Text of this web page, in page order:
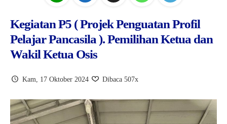
Kegiatan P5 ( Projek Penguatan Profil
Pelajar Pancasila ). Pemilihan Ketua dan
Wakil Ketua Osis
Kam, 17 Oktober 2024 Dibaca 507x